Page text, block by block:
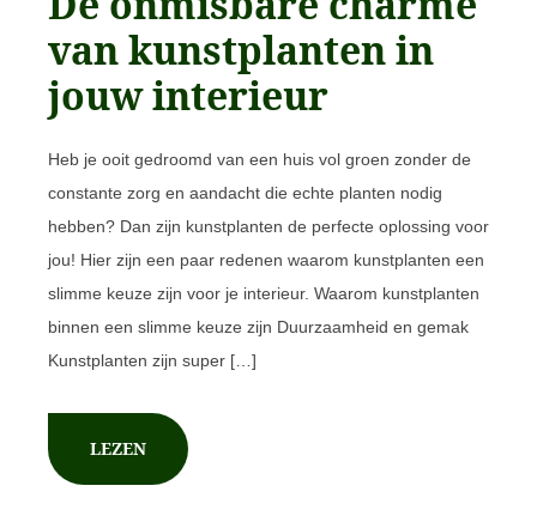
van kunstplanten in
jouw interieur
Heb je ooit gedroomd van een huis vol groen zonder de
constante zorg en aandacht die echte planten nodig
hebben? Dan zijn kunstplanten de perfecte oplossing voor
jou! Hier zijn een paar redenen waarom kunstplanten een
slimme keuze zijn voor je interieur. Waarom kunstplanten
binnen een slimme keuze zijn Duurzaamheid en gemak
Kunstplanten zijn super […]
LEZEN